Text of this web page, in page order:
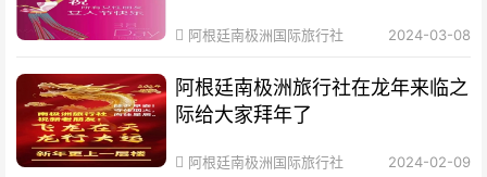
阿根廷南极洲国际旅行社 2024-03-08
阿根廷南极洲旅行社在龙年来临之
际给大家拜年了
阿根廷南极洲国际旅行社 2024-02-09